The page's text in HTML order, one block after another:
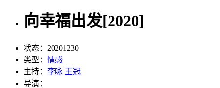
向幸福出发[2020]
状态： 20201230
类型： 情感
主持： 李咏 王冠
导演：